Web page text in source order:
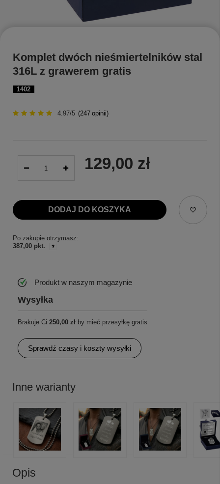
1402
Komplet dwóch nieśmiertelników stal
316L z grawerem gratis
4.97/5 (247 opinii)
129,00 zł
DODAJ DO KOSZYKA
Po zakupie otrzymasz:
387,00 pkt.
Produkt w naszym magazynie
Wysyłka
Brakuje Ci 250,00 zł by mieć przesyłkę gratis
Sprawdź czasy i koszty wysyłki
Inne warianty
Opis